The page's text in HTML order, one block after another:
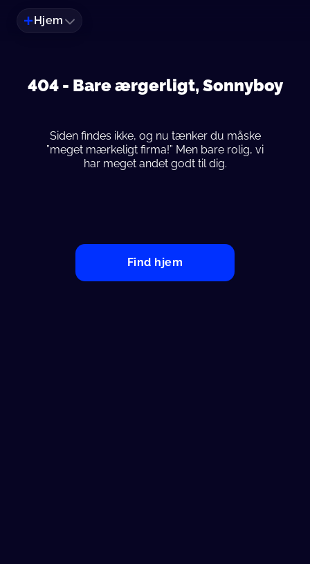
Hjem
404 - Bare ærgerligt, Sonnyboy
Siden findes ikke, og nu tænker du måske
”meget mærkeligt firma!” Men bare rolig, vi
har meget andet godt til dig.
Find hjem